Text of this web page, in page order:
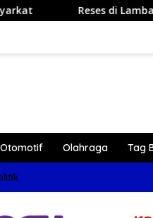
Lambangi, Dr. Ardin Ajak
Otomotif Olahraga Tag